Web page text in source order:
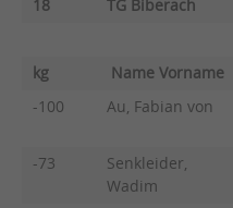
18 TG Biberach
kg Name Vorname
-100
Au, Fabian von
-73
Senkleider,
Wadim